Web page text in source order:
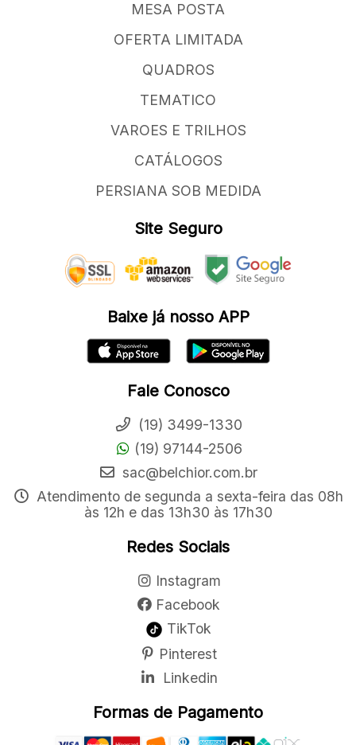
MESA POSTA
OFERTA LIMITADA
QUADROS
TEMATICO
VAROES E TRILHOS
CATÁLOGOS
PERSIANA SOB MEDIDA
Site Seguro
Baixe já nosso APP
Fale Conosco
(19) 3499-1330
(19) 97144-2506
sac@belchior.com.br
Atendimento de segunda a sexta-feira das 08h
às 12h e das 13h30 às 17h30
Redes Sociais
Instagram
Facebook
TikTok
Pinterest
Linkedin
Formas de Pagamento